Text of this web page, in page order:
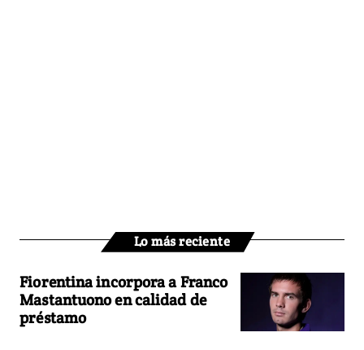
Lo más reciente
Fiorentina incorpora a Franco
Mastantuono en calidad de
préstamo